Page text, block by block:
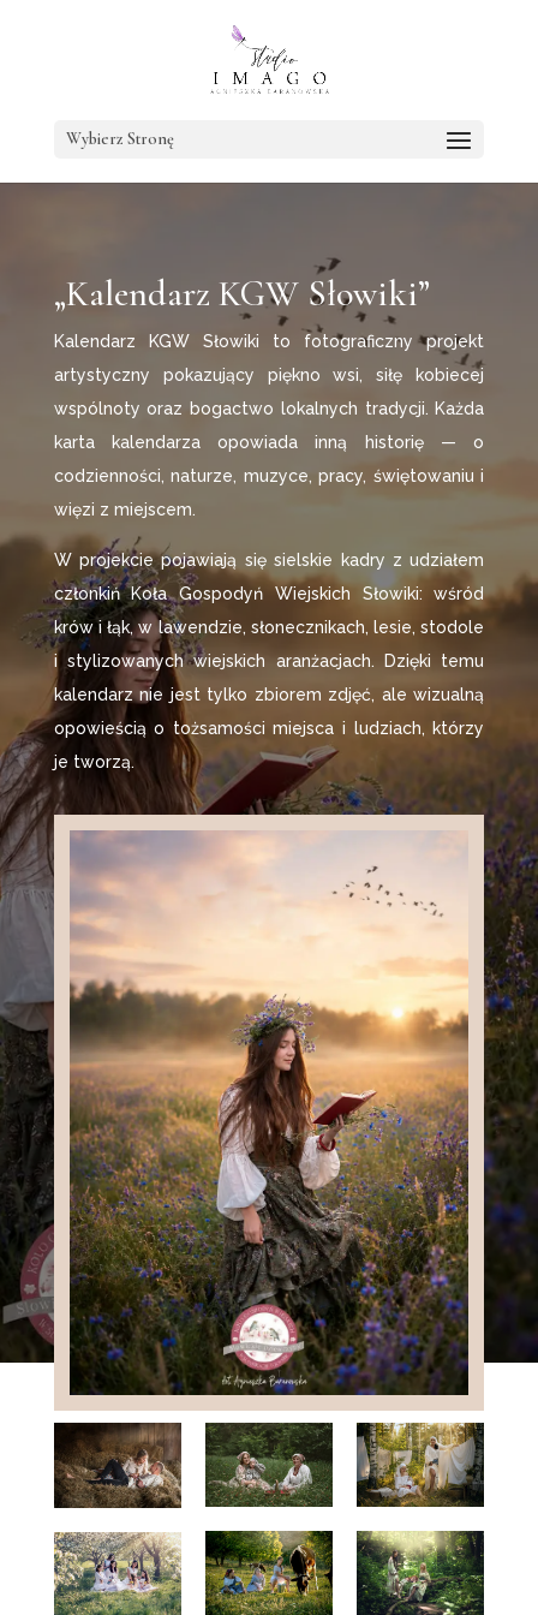
Wybierz Stronę
„Kalendarz KGW Słowiki”
Kalendarz KGW Słowiki to fotograficzny projekt
artystyczny pokazujący piękno wsi, siłę kobiecej
wspólnoty oraz bogactwo lokalnych tradycji. Każda
karta kalendarza opowiada inną historię — o
codzienności, naturze, muzyce, pracy, świętowaniu i
więzi z miejscem.
W projekcie pojawiają się sielskie kadry z udziałem
członkiń Koła Gospodyń Wiejskich Słowiki: wśród
krów i łąk, w lawendzie, słonecznikach, lesie, stodole
i stylizowanych wiejskich aranżacjach. Dzięki temu
kalendarz nie jest tylko zbiorem zdjęć, ale wizualną
opowieścią o tożsamości miejsca i ludziach, którzy
je tworzą.